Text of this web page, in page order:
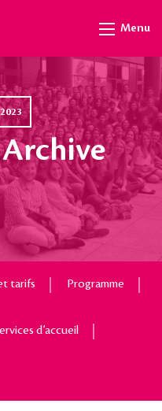
Menu
tarifs Programme
d’accueil